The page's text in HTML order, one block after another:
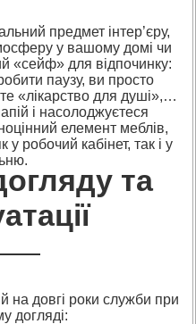
предмет інтер’єру,
у вашому домі чи
«сейф» для відпочинку:
паузу, ви просто
«лікарство для душі»,
і насолоджуєтеся
елемент меблів,
у робочий кабінет, так і у
та
довгі роки служби при
догляді: